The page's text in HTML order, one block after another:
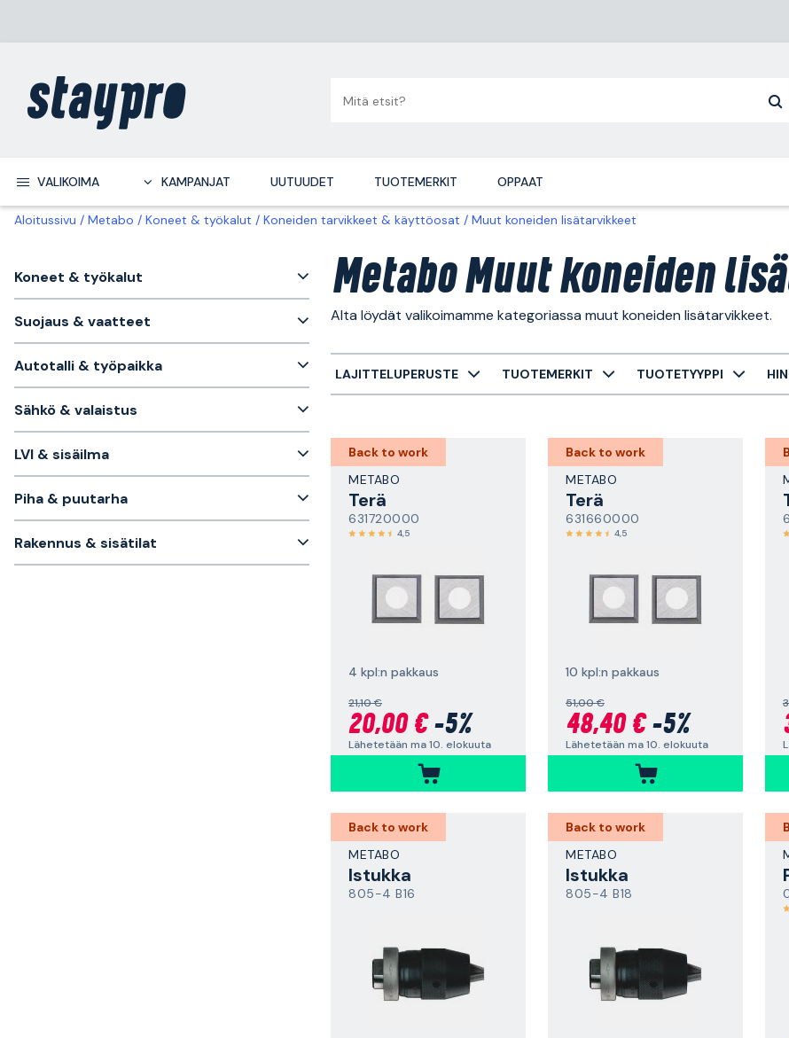
VALIKOIMA KAMPANJAT UUTUUDET TUOTEMERKIT OPPAAT
Aloitussivu Metabo Koneet & työkalut Koneiden tarvikkeet & käyttöosat Muut koneiden lisätarvikkeet
Koneet & työkalut
Suojaus & vaatteet
Autotalli & työpaikka
Sähkö & valaistus
LVI & sisäilma
Piha & puutarha
Rakennus & sisätilat
Metabo Muut koneiden
Alta löydät valikoimamme kategoriassa muut koneiden lisätarvikkeet.
LAJITTELUPERUSTE TUOTEMERKIT TUOTETYYPPI
Back to work
METABO
Terä
631720000
4,5
4 kpl:n pakkaus
21,10 €
20,00 €-5%
Lähetetään ma 10. elokuuta
Back to work
METABO
Terä
631660000
4,5
10 kpl:n pakkaus
51,00 €
48,40 €-5%
Lähetetään ma 10. elokuuta
Back to work
METABO
Istukka
805-4 B16
Back to work
METABO
Istukka
805-4 B18